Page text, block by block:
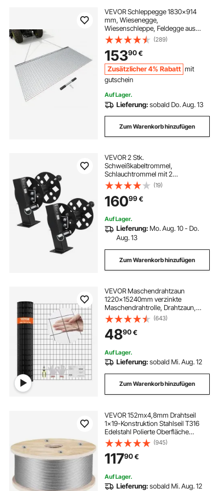
VEVOR Schleppegge 1830x914
mm, Wiesenegge,
Wiesenschleppe, Feldegge aus
Verzinktem Stahl mit Anhängekette,
Anbaugerät für ATVs, UTVs &
Traktoren zum Einebnen von
Schotterwegen, Fahrspuren &
Feldern
(289)
15390€
Zusätzlicher 4% Rabatt mit
gutschein
Auf Lager.
Lieferung:sobald Do. Aug. 13
Zum Warenkorb hinzufügen
VEVOR 2 Stk.
Schweißkabeltrommel,
Schlauchtrommel mit 2
Leertrommel für 38,1m 70mm² &
45,1m 50mm² Schweißschlauch,
Manuelle Schweißkabelrolle aus
Stahl mit Sicherungsstift für
Industrie Baustelle
(19)
16099€
Auf Lager.
Lieferung: Mo. Aug. 10 - Do.
Aug. 13
Zum Warenkorb hinzufügen
VEVOR Maschendrahtzaun
1220x15240mm verzinkte
Maschendrahtrolle, Drahtzaun,
Metalldrahtgeflecht mit
Vinylbeschichtung für
Hühnerstallbarrieren, Kaninchen-
und Schlangenzäune,
Geflügelgehege
(643)
4890€
Auf Lager.
Lieferung:sobald Mi. Aug. 12
Zum Warenkorb hinzufügen
VEVOR 152mx4,8mm Drahtseil
1x19-Konstruktion Stahlseil T316
Edelstahl Polierte Oberfläche
Drahtkabel 1905,1kg Bruchfestigkeit
Edelstahlseil für Wäscheleinen
Treppengeländer Gartenzäune
Schiffsbau
(945)
11790€
Auf Lager.
Lieferung:sobald Mi. Aug. 12